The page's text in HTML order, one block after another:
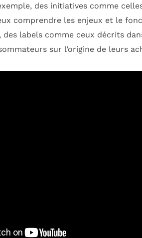
des initiatives comme
comprendre les enjeux et le
des labels comme ceux décrits
sur l’origine de leurs